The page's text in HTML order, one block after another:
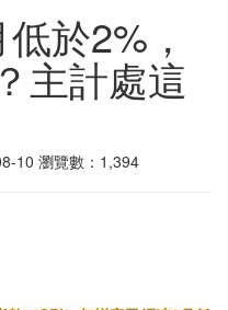
於2%，
主計處這
10 瀏覽數：1,394